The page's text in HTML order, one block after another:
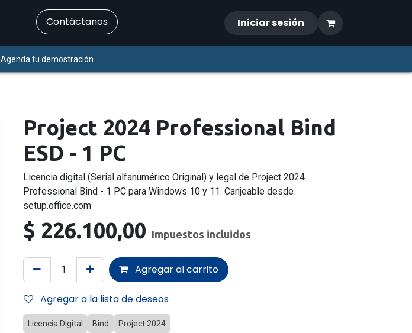
​Contáctanos Iniciar sesión
Agenda tu demostración
Project 2024 Professional Bind
ESD - 1 PC
Licencia digital (Serial alfanumérico Original) y legal de Project 2024
Professional Bind - 1 PC para Windows 10 y 11. Canjeable desde
setup.office.com
$ 226.100,00 Impuestos incluidos
Agregar al carrito
Agregar a la lista de deseos
Licencia Digital Bind Project 2024